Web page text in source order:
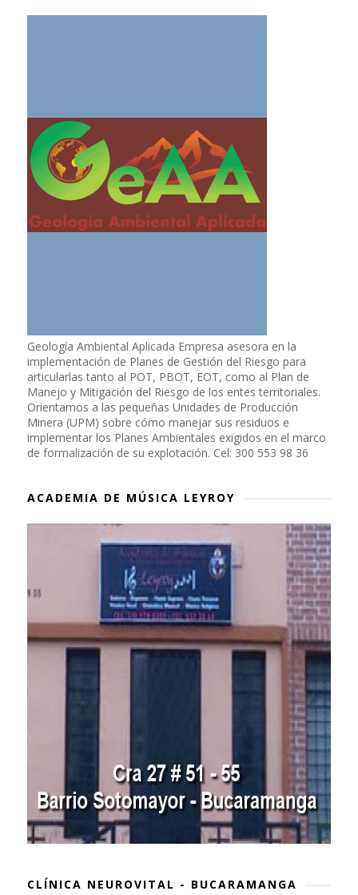
Geología Ambiental Aplicada Empresa asesora en la
implementación de Planes de Gestión del Riesgo para
articularlas tanto al POT, PBOT, EOT, como al Plan de
Manejo y Mitigación del Riesgo de los entes territoriales.
Orientamos a las pequeñas Unidades de Producción
Minera (UPM) sobre cómo manejar sus residuos e
implementar los Planes Ambientales exigidos en el marco
de formalización de su explotación. Cel: 300 553 98 36
ACADEMIA DE MÚSICA LEYROY
CLÍNICA NEUROVITAL - BUCARAMANGA